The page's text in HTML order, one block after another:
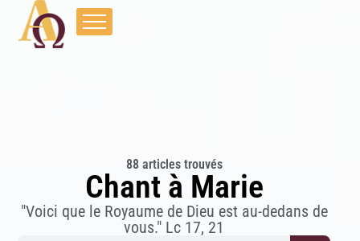
88 articles trouvés
Chant à Marie
"Voici que le Royaume de Dieu est au-dedans de
vous." Lc 17, 21